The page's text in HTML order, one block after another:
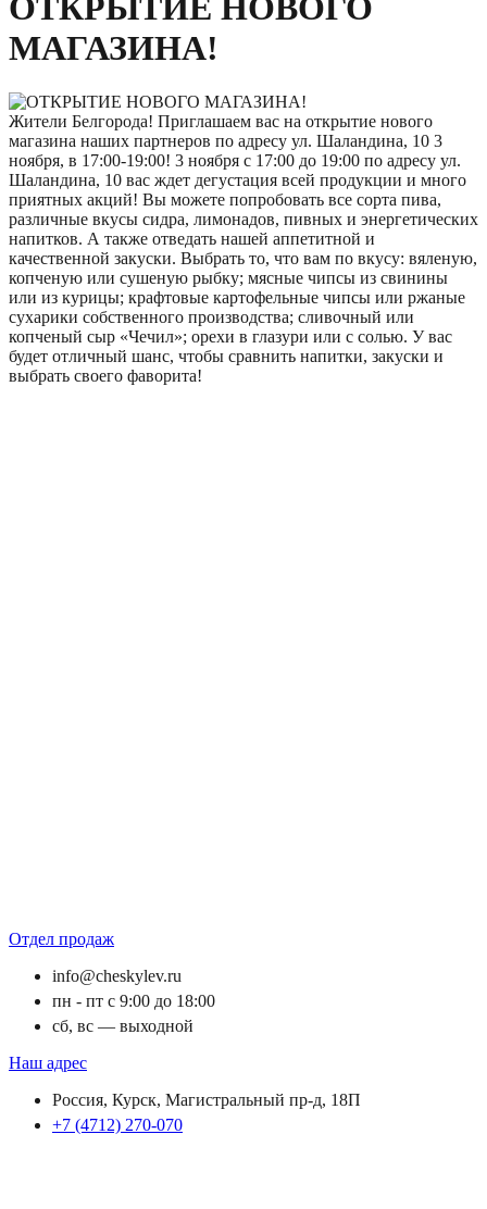
ОТКРЫТИЕ НОВОГО
МАГАЗИНА!
Жители Белгорода! Приглашаем вас на открытие нового
магазина наших партнеров по адресу ул. Шаландина, 10 3
ноября, в 17:00-19:00! 3 ноября с 17:00 до 19:00 по адресу ул.
Шаландина, 10 вас ждет дегустация всей продукции и много
приятных акций! Вы можете попробовать все сорта пива,
различные вкусы сидра, лимонадов, пивных и энергетических
напитков. А также отведать нашей аппетитной и
качественной закуски. Выбрать то, что вам по вкусу: вяленую,
копченую или сушеную рыбку; мясные чипсы из свинины
или из курицы; крафтовые картофельные чипсы или ржаные
сухарики собственного производства; сливочный или
копченый сыр «Чечил»; орехи в глазури или с солью. У вас
будет отличный шанс, чтобы сравнить напитки, закуски и
выбрать своего фаворита!
Отдел продаж
info@cheskylev.ru
пн - пт с 9:00 до 18:00
сб, вс — выходной
Наш адрес
Россия, Курск, Магистральный пр-д, 18П
+7 (4712) 270-070